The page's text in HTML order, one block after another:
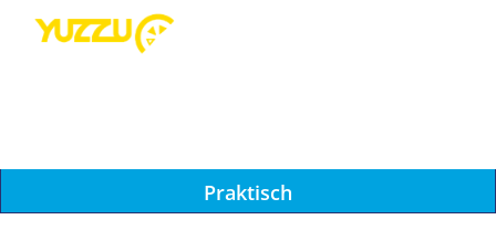
Praktisch